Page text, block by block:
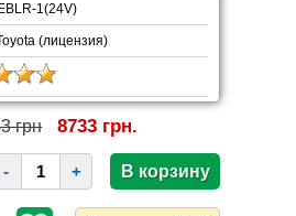
1(24V)
(лицензия)
грн 8733 грн.
- +